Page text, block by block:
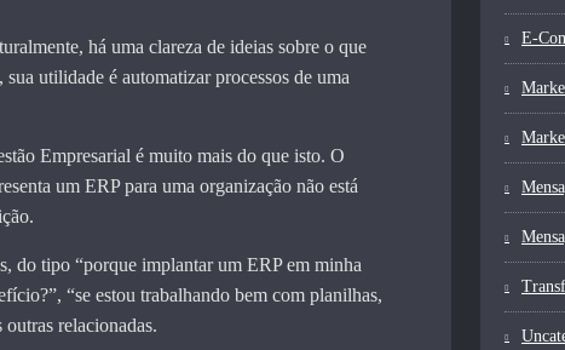
há uma clareza de ideias sobre o que
utilidade é automatizar processos de uma
Empresarial é muito mais do que isto. O
um ERP para uma organização não está
do tipo “porque implantar um ERP em minha
“se estou trabalhando bem com planilhas,
relacionadas.
E-